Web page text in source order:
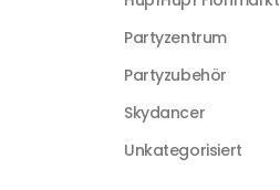
Partyzentrum
Partyzubehör
Skydancer
Unkategorisiert